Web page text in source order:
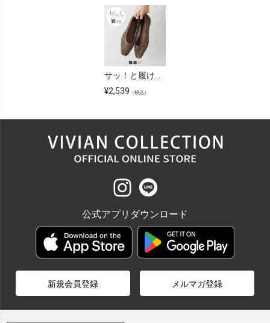
¥2,539 （税込）
公式アプリダウンロード
新規会員登録 メルマガ登録